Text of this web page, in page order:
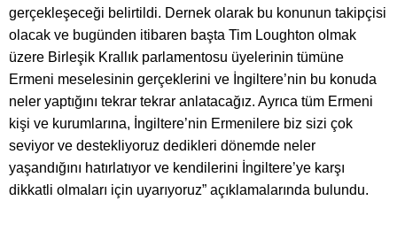
gerçekleşeceği belirtildi. Dernek olarak bu konunun takipçisi
olacak ve bugünden itibaren başta Tim Loughton olmak
üzere Birleşik Krallık parlamentosu üyelerinin tümüne
Ermeni meselesinin gerçeklerini ve İngiltere’nin bu konuda
neler yaptığını tekrar tekrar anlatacağız. Ayrıca tüm Ermeni
kişi ve kurumlarına, İngiltere’nin Ermenilere biz sizi çok
seviyor ve destekliyoruz dedikleri dönemde neler
yaşandığını hatırlatıyor ve kendilerini İngiltere’ye karşı
dikkatli olmaları için uyarıyoruz” açıklamalarında bulundu.